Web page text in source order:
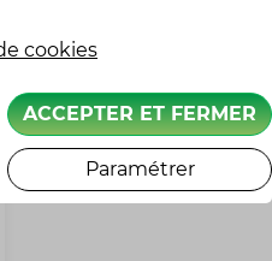
cookies
ACCEPTER ET FERMER
Paramétrer